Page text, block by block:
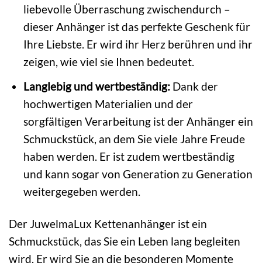
liebevolle Überraschung zwischendurch –
dieser Anhänger ist das perfekte Geschenk für
Ihre Liebste. Er wird ihr Herz berühren und ihr
zeigen, wie viel sie Ihnen bedeutet.
Langlebig und wertbeständig:Dank der
hochwertigen Materialien und der
sorgfältigen Verarbeitung ist der Anhänger ein
Schmuckstück, an dem Sie viele Jahre Freude
haben werden. Er ist zudem wertbeständig
und kann sogar von Generation zu Generation
weitergegeben werden.
Der JuwelmaLux Kettenanhänger ist ein
Schmuckstück, das Sie ein Leben lang begleiten
wird. Er wird Sie an die besonderen Momente